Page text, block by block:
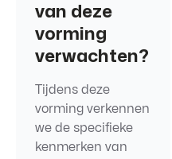
van deze
vorming
verwachten?
Tijdens deze
vorming verkennen
we de specifieke
kenmerken van